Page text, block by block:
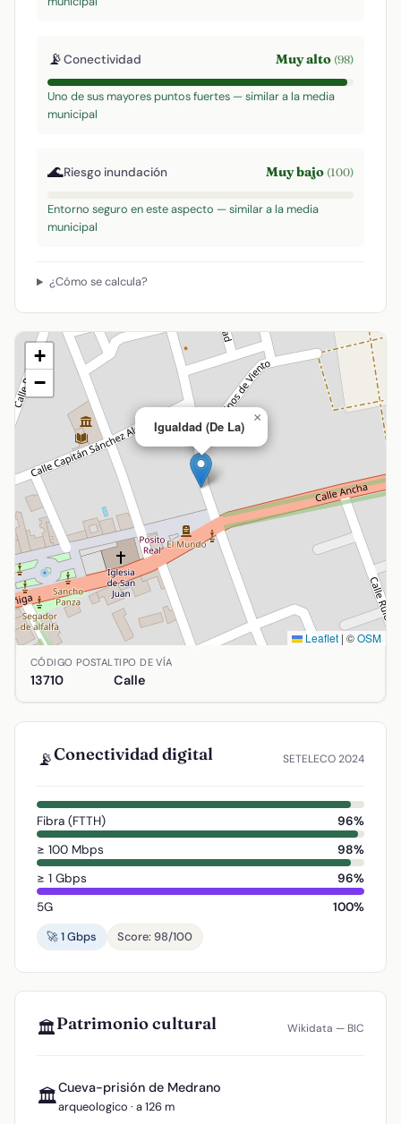
📡Conectividad Muy alto (98)
Uno de sus mayores puntos fuertes — similar a la media
municipal
🌊Riesgo inundación Muy bajo (100)
Entorno seguro en este aspecto — similar a la media
municipal
¿Cómo se calcula?
Igualdad (De La)
×
+
−
Leaflet | ©OSM
Ubicación de Igualdad (De La) en Argamasilla de Alba,
CÓDIGO POSTAL
13710
TIPO DE VÍA
Calle
📡Conectividad digital SETELECO 2024
Fibra (FTTH)
96%
≥ 100 Mbps
98%
≥ 1 Gbps
96%
5G
100%
🚀 1 Gbps
Score: 98/100
🏛️Patrimonio cultural Wikidata — BIC
🏛️Cueva-prisión de Medrano
arqueologico · a 126 m